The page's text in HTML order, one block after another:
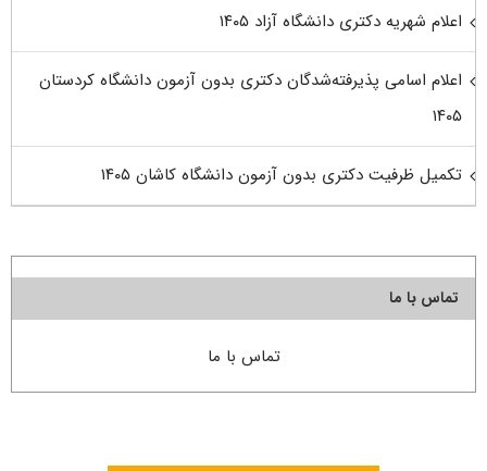
اعلام شهریه دکتری دانشگاه آزاد ۱۴۰۵
اعلام اسامی پذیرفته‌شدگان دکتری بدون آزمون دانشگاه کردستان
۱۴۰۵
تکمیل ظرفیت دکتری بدون آزمون دانشگاه کاشان ۱۴۰۵
تماس با ما
تماس با ما